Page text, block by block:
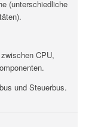
(unterschiedliche
CPU,
und Steuerbus.